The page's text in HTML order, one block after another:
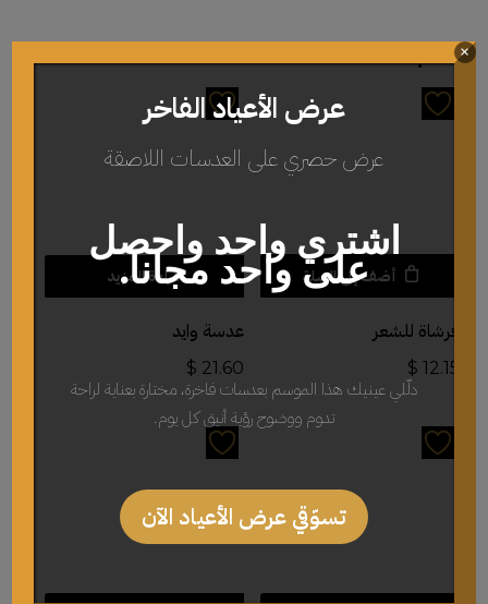
منتجات ذات صلة
أضف إلى السلة
فرشاة للشعر
$ 12.15
قراءة المزيد
عدسة وايد
$ 21.60
عرض الأعياد الفاخر
عرض حصري على العدسات اللاصقة
اشتري واحد واحصل
على واحد مجانا.
دلّلي عينيك هذا الموسم بعدسات فاخرة، مختارة بعناية لراحة
تدوم ووضوح رؤية أنيق كل يوم.
تسوّقي عرض الأعياد الآن
×